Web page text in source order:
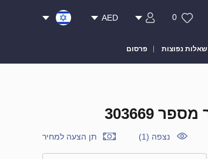
0
AED
שאלות נפוצות פרסום
נצפה (1) תן הצעה למחיר